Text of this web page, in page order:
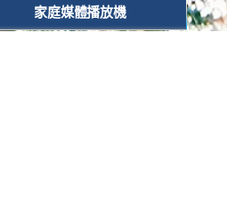
家庭媒體播放機